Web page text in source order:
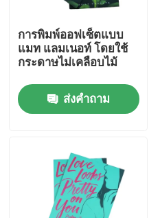
ติดต่อเรา
การพิมพ์หนังสือโต๊ะกาแฟ
การ พิมพ์ บัตร ทาโร
การพิมพ์ออฟเซ็ตแบบ
แมท แลมเนอท์ โดยใช้
กระดาษไม่เคลือบไม้
ส่งคำถาม